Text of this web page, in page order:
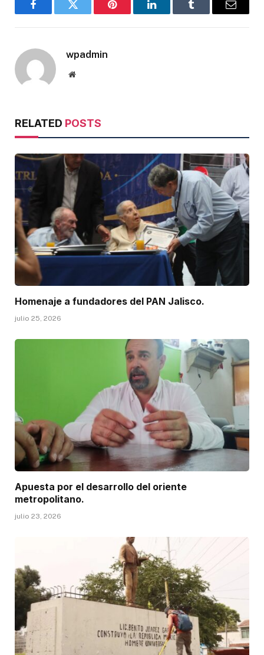
FacebookTwitter Pinterest LinkedInTumblr Email
wpadmin
Website
RELATED POSTS
Homenaje a fundadores del PAN Jalisco.
julio 25, 2026
Apuesta por el desarrollo del oriente
metropolitano.
julio 23, 2026